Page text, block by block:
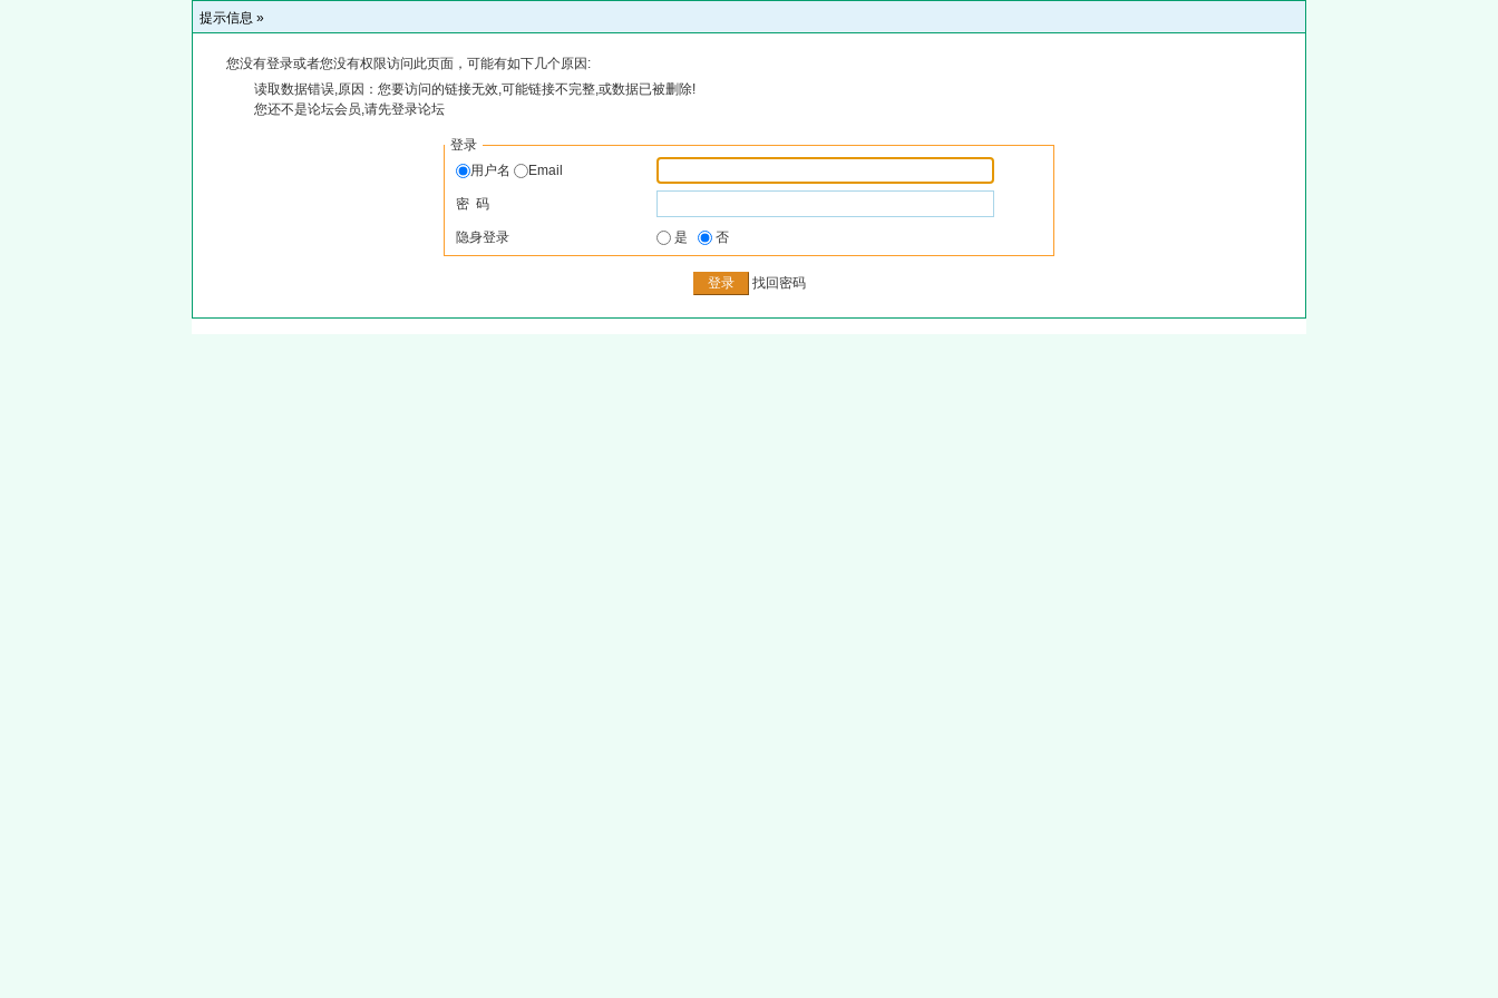
提示信息 »
您没有登录或者您没有权限访问此页面，可能有如下几个原因:
读取数据错误,原因：您要访问的链接无效,可能链接不完整,或数据已被删除!
您还不是论坛会员,请先登录论坛
登录
用户名
Email
密 码
隐身登录 是 否
找回密码